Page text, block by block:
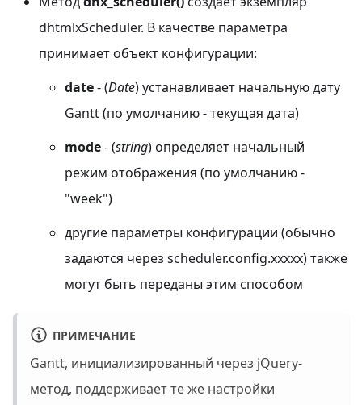
dhtmlxScheduler. В качестве параметра
принимает объект конфигурации:
date- (Date) устанавливает начальную дату
Gantt (по умолчанию - текущая дата)
mode- (string) определяет начальный
режим отображения (по умолчанию -
"week")
другие параметры конфигурации (обычно
задаются через scheduler.config.xxxxx) также
могут быть переданы этим способом
ПРИМЕЧАНИЕ
Gantt, инициализированный через jQuery-
метод, поддерживает те же настройки